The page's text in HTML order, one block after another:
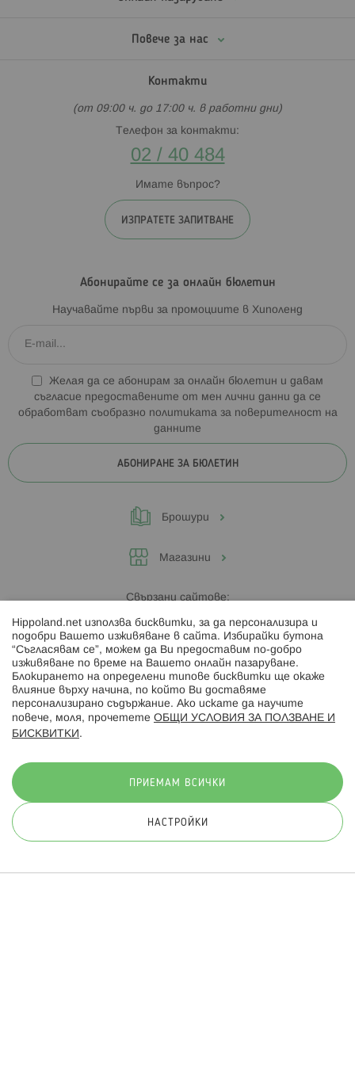
Повече за нас
Контакти
(от 09:00 ч. до 17:00 ч. в работни дни)
Телефон за контакти:
02 / 40 484
Имате въпрос?
ИЗПРАТЕТЕ ЗАПИТВАНЕ
Абонирайте се за онлайн бюлетин
Научавайте първи за промоциите в Хиполенд
Желая да се абонирам за онлайн бюлетин и давам
съгласие предоставените от мен лични данни да се
обработват съобразно политиката за поверителност на
данните
АБОНИРАНЕ ЗА БЮЛЕТИН
Брошури
Магазини
Свързани сайтове:
Hippoland.ro
Последвайте ни:
© 2026 Hippoland.net. Всички права запазени
Hippoland.net използва бисквитки, за да персонализира и
подобри Вашето изживяване в сайта. Избирайки бутона
“Съгласявам се”, можем да Ви предоставим по-добро
изживяване по време на Вашето онлайн пазаруване.
Блокирането на определени типове бисквитки ще окаже
влияние върху начина, по който Ви доставяме
персонализирано съдържание. Ако искате да научите
повече, моля, прочетете ОБЩИ УСЛОВИЯ ЗА ПОЛЗВАНЕ И
БИСКВИТКИ .
ПРИЕМАМ ВСИЧКИ
НАСТРОЙКИ